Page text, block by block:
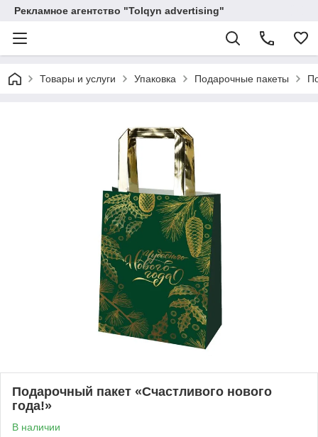
Рекламное агентство "Tolqyn advertising"
Товары и услуги Упаковка Подарочные пакеты
Подарочный пакет «Счастливого нового
года!»
В наличии